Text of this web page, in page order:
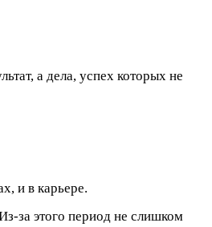
а дела, успех которых не
и в карьере.
за этого период не слишком